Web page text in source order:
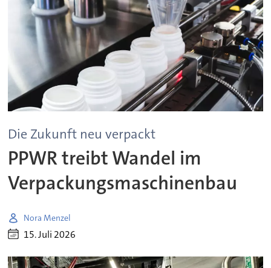
Die Zukunft neu verpackt
PPWR treibt Wandel im
Verpackungsmaschinenbau
Nora Menzel
15. Juli 2026